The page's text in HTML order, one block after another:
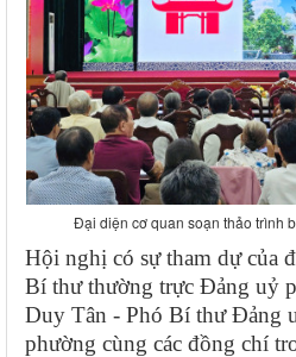
Đại diện cơ quan soạn thảo trình
Hội nghị có sự tham dự của
Bí thư thường trực Đảng uỷ
Duy Tân - Phó Bí thư Đảng
phường cùng các đồng chí